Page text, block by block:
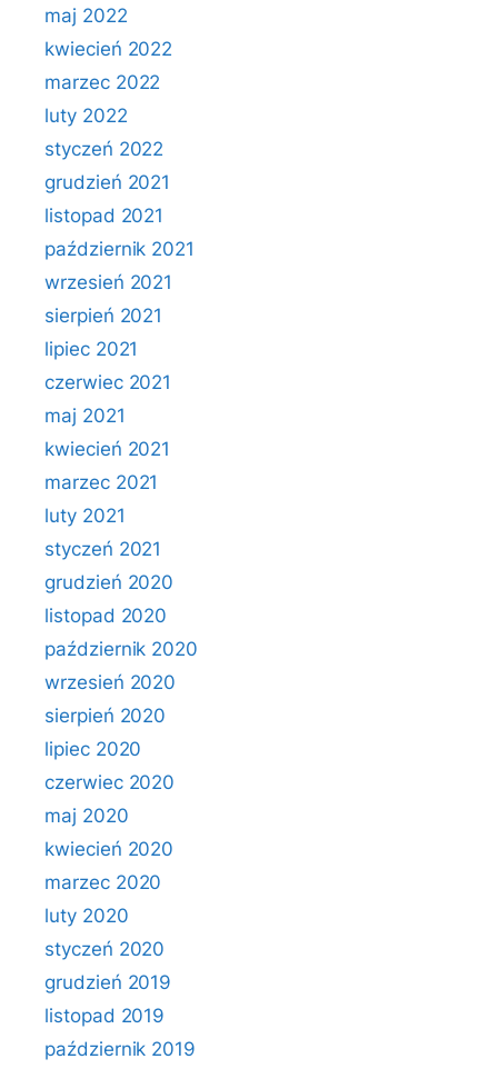
maj 2022
kwiecień 2022
marzec 2022
luty 2022
styczeń 2022
grudzień 2021
listopad 2021
październik 2021
wrzesień 2021
sierpień 2021
lipiec 2021
czerwiec 2021
maj 2021
kwiecień 2021
marzec 2021
luty 2021
styczeń 2021
grudzień 2020
listopad 2020
październik 2020
wrzesień 2020
sierpień 2020
lipiec 2020
czerwiec 2020
maj 2020
kwiecień 2020
marzec 2020
luty 2020
styczeń 2020
grudzień 2019
listopad 2019
październik 2019